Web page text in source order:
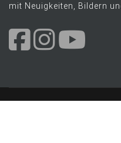
mit Neuigkeiten, Bildern